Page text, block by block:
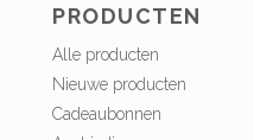
PRODUCTEN
Alle producten
Nieuwe producten
Cadeaubonnen